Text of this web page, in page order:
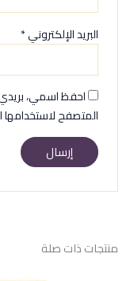
البريد الإلكتروني*
احفظ اسمي،
المتصفح
منتجات ذات صلة